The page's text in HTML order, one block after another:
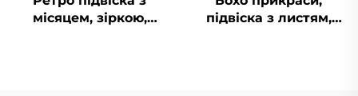
місяцем, зіркою,
підвіска з листям,